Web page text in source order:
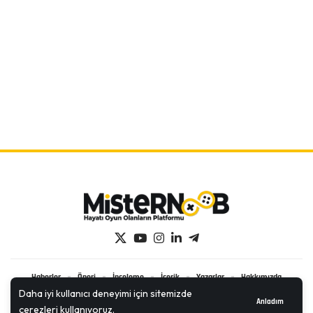
Daha iyi kullanıcı deneyimi için sitemizde
çerezleri kullanıyoruz.
Anladım
Haberler Öneri İnceleme İçerik Yazarlar
Hakkımızda
İletişim